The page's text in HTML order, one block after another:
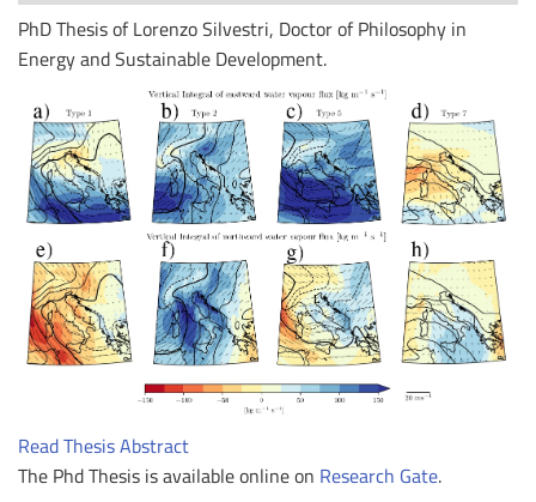
PhD Thesis of Lorenzo Silvestri, Doctor of Philosophy in
Energy and Sustainable Development.
Read Thesis Abstract
The Phd Thesis is available online on Research Gate.